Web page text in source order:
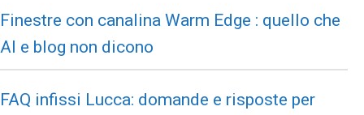
Finestre con canalina Warm Edge : quello che
AI e blog non dicono
FAQ infissi Lucca: domande e risposte per